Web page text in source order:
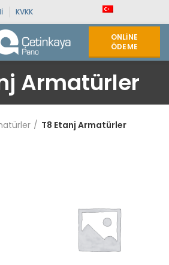
KVKK
ONLINE
ÖDEME
Armatürler
T8 Etanj Armatürler